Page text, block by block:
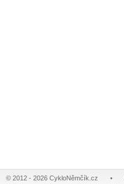
© 2012 - 2026 CykloNěmčík.cz •